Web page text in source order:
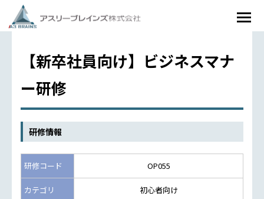
【新卒社員向け】ビジネスマナ
ー研修
研修情報
研修コード OP055
カテゴリ 初心者向け